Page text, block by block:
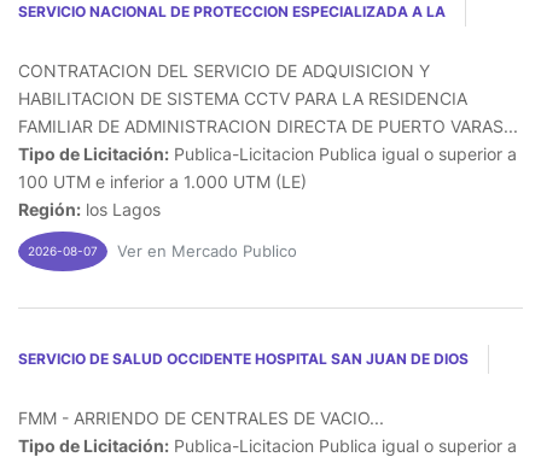
SERVICIO NACIONAL DE PROTECCION ESPECIALIZADA A LA
CONTRATACION DEL SERVICIO DE ADQUISICION Y
HABILITACION DE SISTEMA CCTV PARA LA RESIDENCIA
FAMILIAR DE ADMINISTRACION DIRECTA DE PUERTO VARAS...
Tipo de Licitación: Publica-Licitacion Publica igual o superior a
100 UTM e inferior a 1.000 UTM (LE)
Región: los Lagos
2026-08-07 Ver en Mercado Publico
SERVICIO DE SALUD OCCIDENTE HOSPITAL SAN JUAN DE DIOS
FMM - ARRIENDO DE CENTRALES DE VACIO...
Tipo de Licitación: Publica-Licitacion Publica igual o superior a